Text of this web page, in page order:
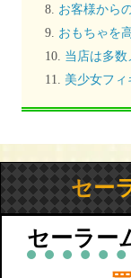
お客様から
おもちゃを
当店は多
美少女フィ
セー
セーラー